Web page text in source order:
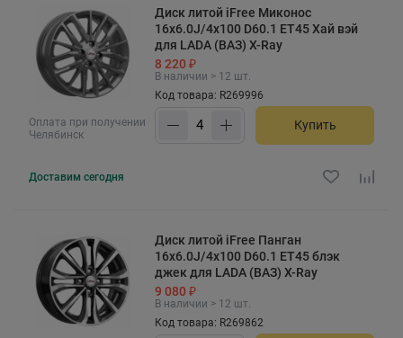
Оплата при получении
Челябинск
Диск литой iFree Миконос
16x6.0J/4x100 D60.1 ET45 Хай вэй
для LADA (ВАЗ) X-Ray
8 220 ₽
В наличии > 12 шт.
Код товара: R269996
Купить
Доставим сегодня
Диск литой iFree Панган
16x6.0J/4x100 D60.1 ET45 блэк
джек для LADA (ВАЗ) X-Ray
9 080 ₽
В наличии > 12 шт.
Код товара: R269862